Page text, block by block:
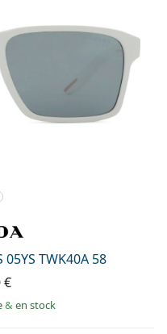
TWK40A 58
€
& en stock